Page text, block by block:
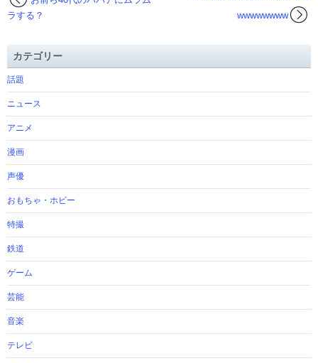
wwwwwwww
ラする？
カテゴリー
話題
ニュース
アニメ
漫画
声優
おもちゃ・ホビー
特撮
鉄道
ゲーム
芸能
音楽
テレビ